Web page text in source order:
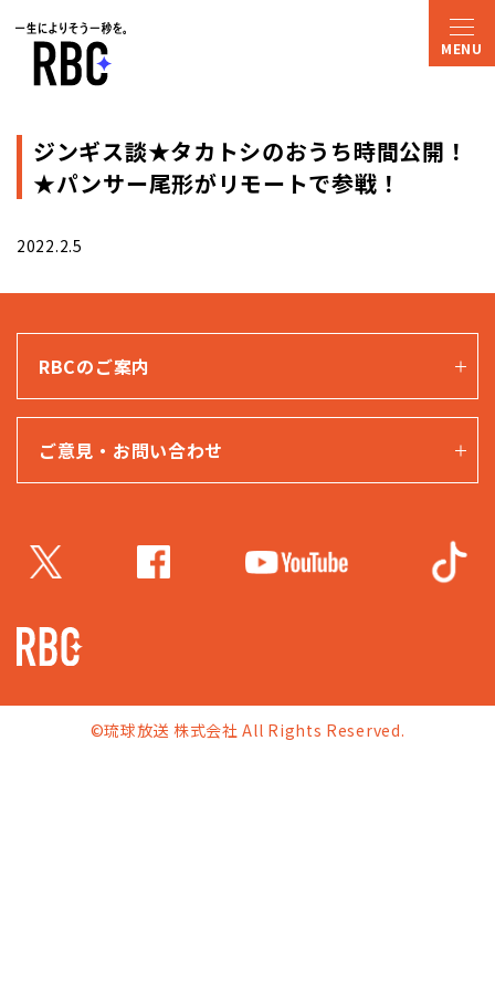
ジンギス談★タカトシのおうち時間公開！
★パンサー尾形がリモートで参戦！
2022.2.5
RBCのご案内
ご意見・お問い合わせ
©琉球放送 株式会社 All Rights Reserved.